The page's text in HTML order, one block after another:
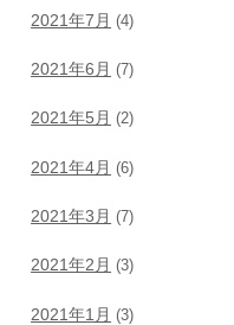
2021年7月 (4)
2021年6月 (7)
2021年5月 (2)
2021年4月 (6)
2021年3月 (7)
2021年2月 (3)
2021年1月 (3)